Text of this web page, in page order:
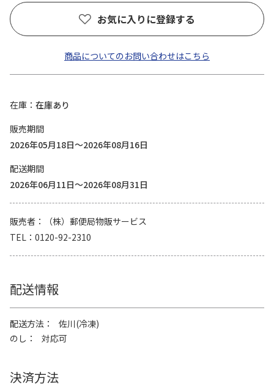
お気に入りに登録する
商品についてのお問い合わせはこちら
在庫
在庫あり
販売期間
2026年05月18日～2026年08月16日
配送期間
2026年06月11日～2026年08月31日
販売者
（株）郵便局物販サービス
TEL
0120-92-2310
配送情報
配送方法
佐川(冷凍)
のし
対応可
決済方法